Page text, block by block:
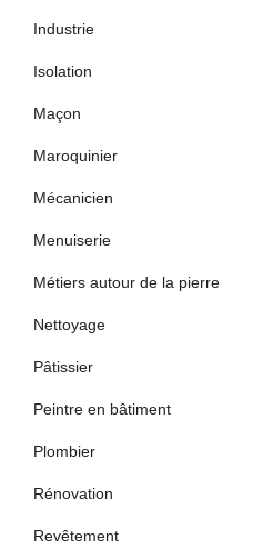
Industrie
Isolation
Maçon
Maroquinier
Mécanicien
Menuiserie
Métiers autour de la pierre
Nettoyage
Pâtissier
Peintre en bâtiment
Plombier
Rénovation
Revêtement